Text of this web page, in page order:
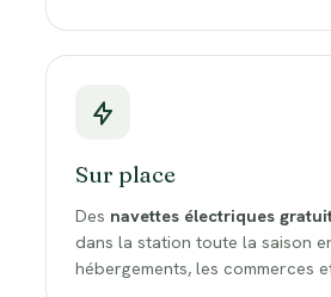
Sur place
Des navettes électriques
dans la station toute la saison
hébergements, les commerces